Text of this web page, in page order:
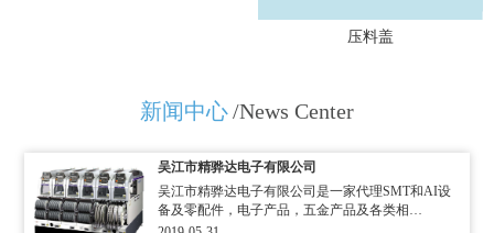
压料盖
新闻中心/News Center
吴江市精骅达电子有限公司
吴江市精骅达电子有限公司是一家代理SMT和AI设
备及零配件，电子产品，五金产品及各类相…